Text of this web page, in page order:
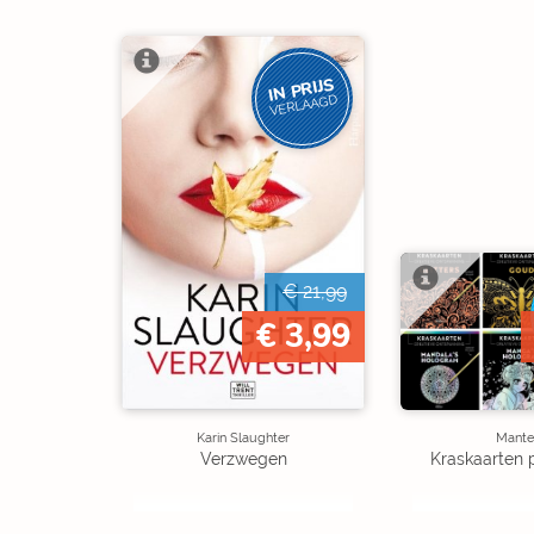
IN PRIJS
VERLAAGD
€ 21,99
€ 3,99
Karin Slaughter
Verzwegen Kraskaarten